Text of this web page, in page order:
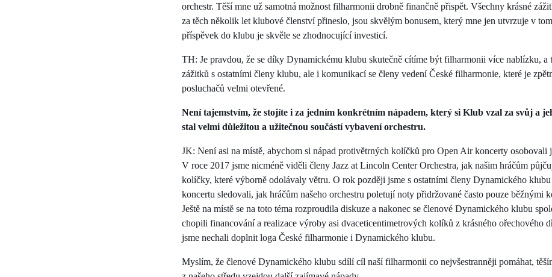
orchestr. Těší mne už samotná možnost filharmonii drobně finančně přispět. Všechny krásné
za těch několik let klubové členství přineslo, jsou skvělým bonusem, který mne jen utvrzuje v
příspěvek do klubu je skvěle se zhodnocující investicí.
TH: Je pravdou, že se díky Dynamickému klubu skutečně cítíme být filharmonii více nablízku, a
zážitků s ostatními členy klubu, ale i komunikací se členy vedení České filharmonie, které je
posluchačů velmi otevřené.
Není tajemstvím, že stojíte i za jedním konkrétním nápadem, který si Klub vzal za svůj a
stal velmi důležitou a užitečnou součástí vybavení orchestru.
JK: Není asi na místě, abychom si nápad protivětrných kolíčků pro Open Air koncerty osobovali
V roce 2017 jsme nicméně viděli členy Jazz at Lincoln Center Orchestra, jak našim hráčům
kolíčky, které výborně odolávaly větru. O rok později jsme s ostatními členy Dynamického
koncertu sledovali, jak hráčům našeho orchestru poletují noty přidržované často pouze běžnými
Ještě na místě se na toto téma rozproudila diskuze a nakonec se členové Dynamického klubu
chopili financování a realizace výroby asi dvaceticentimetrových kolíků z krásného ořechového
jsme nechali doplnit loga České filharmonie i Dynamického klubu.
Myslím, že členové Dynamického klubu sdílí cíl naší filharmonii co nejvšestranněji pomáhat,